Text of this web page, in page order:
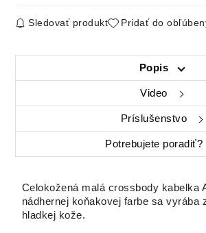
Sledovať produkt Pridať do
Popis
Video
Príslušenstvo
Potrebujete poradiť?
Celokožená malá crossbody kabelka
nádhernej koňakovej farbe sa vyrába
hladkej kože.